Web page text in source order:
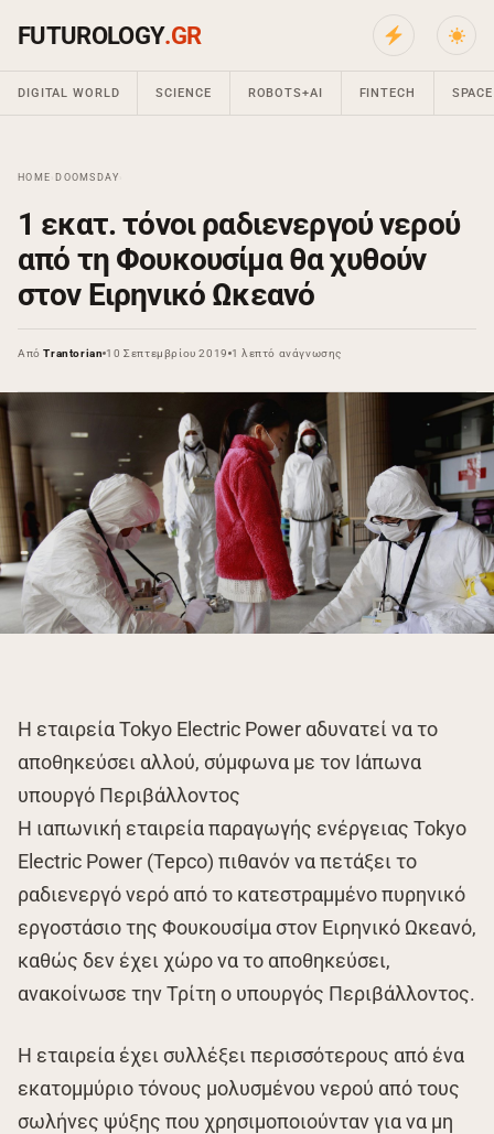
FUTUROLOGY.GR
DIGITAL WORLD SCIENCE ROBOTS+AI FINTECH SPACE
HOME DOOMSDAY
1 εκατ. τόνοι ραδιενεργού νερού
από τη Φουκουσίμα θα χυθούν
στον Ειρηνικό Ωκεανό
ΑπόTrantorian 10 Σεπτεμβρίου 2019 1 λεπτό ανάγνωσης
Η εταιρεία Tokyo Electric Power αδυνατεί να το
αποθηκεύσει αλλού, σύμφωνα με τον Ιάπωνα
υπουργό Περιβάλλοντος
Η ιαπωνική εταιρεία παραγωγής ενέργειας Tokyo
Electric Power (Tepco) πιθανόν να πετάξει το
ραδιενεργό νερό από το κατεστραμμένο πυρηνικό
εργοστάσιο της Φουκουσίμα στον Ειρηνικό Ωκεανό,
καθώς δεν έχει χώρο να το αποθηκεύσει,
ανακοίνωσε την Τρίτη ο υπουργός Περιβάλλοντος.
Η εταιρεία έχει συλλέξει περισσότερους από ένα
εκατομμύριο τόνους μολυσμένου νερού από τους
σωλήνες ψύξης που χρησιμοποιούνταν για να μη